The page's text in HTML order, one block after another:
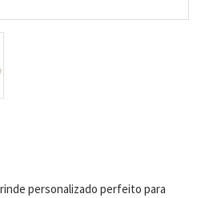
personalizado perfeito para